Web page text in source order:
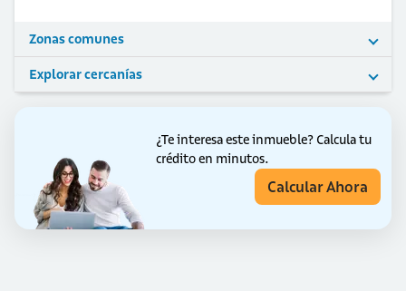
Zonas comunes
Explorar cercanías
¿Te interesa este inmueble? Calcula tu
crédito en minutos.
Calcular Ahora